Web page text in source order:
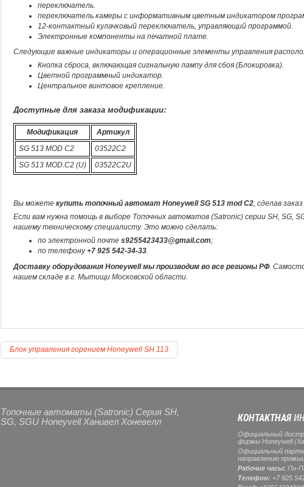
переключатель.
переключатель камеры с информативным цветным индикатором
12-контактный кулачковый переключатель, управляющий программой.
Электронные компоненты на печатной плате.
Следующие важные индикаторы и операционные элементы управления
Кнопка сброса, включающая сигнальную лампу для сбоя (Блокировка).
Цветной программный индикатор.
Центральное винтовое крепление.
Доступные для заказа модификации:
Модификация
Артикул
SG 513 MOD C2
03522C2
SG 513 MOD.C2 (U)
03522C2U
Вы можете купить топочный автомат Honeywell SG 513 mod C2, сделав
Если вам нужна помощь в выборе Топочных автоматов (Satronic) серии SH, SG,
нашему техническому специалисту. Это можно сделать:
по электронной почте s9255423433@gmail.com;
по телефону+7 925 542-34-33.
Доставку оборудования Honeywell мы производим во все регионы РФ.
нашем складе в г. Мытищи Московской области.
Блок управления горением Honeywell SH 113
Топочные автоматы (Satronic) Серия SH,
SG, SGU Honeyvell Ханивел Хоневелл
КОНТАКТНАЯ
Официальный
фирмы Honeywell
Официальный
направлению
Рабочие часы: Пн-
Телефон: +7 925